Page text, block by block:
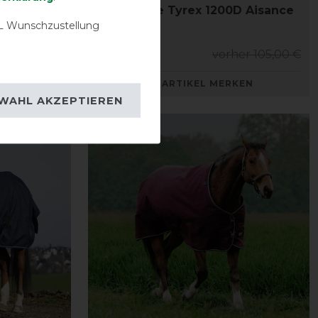
109,90 €
Equithème Tyrex 1200D Aisance
Decke 0g
ARTIKEL MERKEN
Wunschzustellung
AKZEPTIEREN